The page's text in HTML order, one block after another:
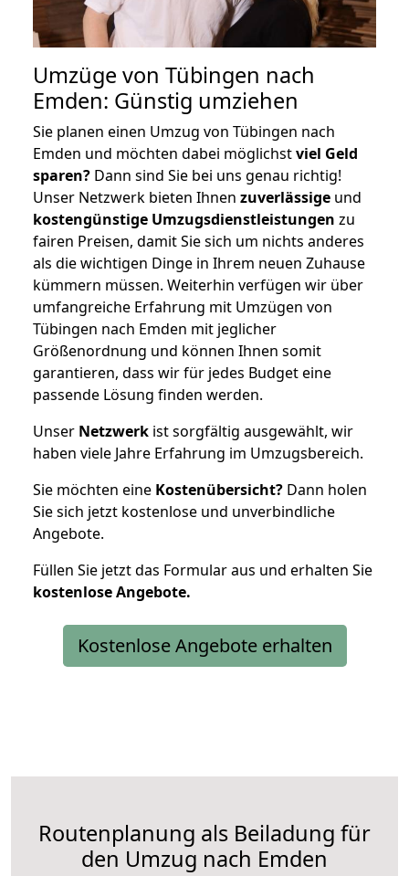
Umzüge von Tübingen nach
Emden: Günstig umziehen
Sie planen einen Umzug von Tübingen nach
Emden und möchten dabei möglichstviel Geld
sparen? Dann sind Sie bei uns genau richtig!
Unser Netzwerk bieten Ihnen zuverlässige und
kostengünstige Umzugsdienstleistungen zu
fairen Preisen, damit Sie sich um nichts anderes
als die wichtigen Dinge in Ihrem neuen Zuhause
kümmern müssen. Weiterhin verfügen wir über
umfangreiche Erfahrung mit Umzügen von
Tübingen nach Emden mit jeglicher
Größenordnung und können Ihnen somit
garantieren, dass wir für jedes Budget eine
passende Lösung finden werden.
Unser Netzwerk ist sorgfältig ausgewählt, wir
haben viele Jahre Erfahrung im Umzugsbereich.
Sie möchten eine Kostenübersicht? Dann holen
Sie sich jetzt kostenlose und unverbindliche
Angebote.
Füllen Sie jetzt das Formular aus und erhalten Sie
kostenloseAngebote.
Kostenlose Angebote erhalten
Routenplanung als Beiladung für
den Umzug nach Emden